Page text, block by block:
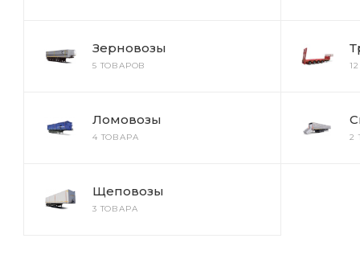
Зерновозы
5 ТОВАРОВ
Ломовозы
4 ТОВАРА 2
Щеповозы
3 ТОВАРА